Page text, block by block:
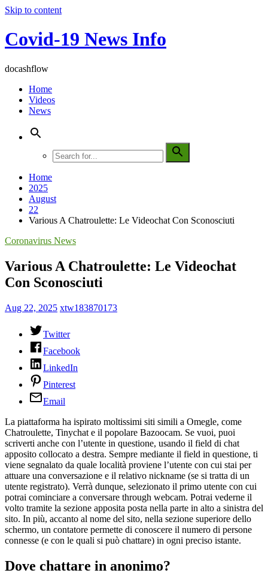
Skip to content
Covid-19 News Info
docashflow
Home
Videos
News
Home
2025
August
22
Various A Chatroulette: Le Videochat Con Sconosciuti
Coronavirus News
Various A Chatroulette: Le Videochat
Con Sconosciuti
Aug 22, 2025 xtw183870173
Twitter
Facebook
LinkedIn
Pinterest
Email
La piattaforma ha ispirato moltissimi siti simili a Omegle, come
Chatroulette, Tinychat e il popolare Bazoocam. Se vuoi, puoi
scriverti anche con l’utente in questione, usando il field di chat
apposito collocato a destra. Sempre mediante il field in questione, ti
viene segnalato da quale località proviene l’utente con cui stai per
attuare una conversazione e il relativo nickname (se si tratta di un
utente registrato). Verrà dunque, selezionato il primo utente con cui
potrai cominciare a conversare through webcam. Potrai vederne il
volto tramite la sezione apposita posta nella parte in alto a sinistra del
sito. In più, accanto al nome del sito, nella sezione superiore dello
schermo, un contatore permette di conoscere il numero di persone
connesse (e con le quali si può chattare) in ogni preciso istante.
Dove chattare in anonimo?